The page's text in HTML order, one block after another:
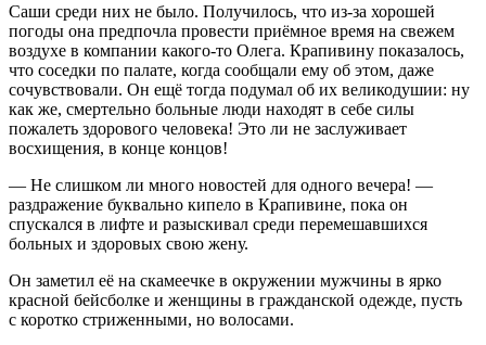
Саши среди них не было. Получилось, что из-за хорошей
погоды она предпочла провести приёмное время на свежем
воздухе в компании какого-то Олега. Крапивину показалось,
что соседки по палате, когда сообщали ему об этом, даже
сочувствовали. Он ещё тогда подумал об их великодушии: ну
как же, смертельно больные люди находят в себе силы
пожалеть здорового человека! Это ли не заслуживает
восхищения, в конце концов!
— Не слишком ли много новостей для одного вечера! —
раздражение буквально кипело в Крапивине, пока он
спускался в лифте и разыскивал среди перемешавшихся
больных и здоровых свою жену.
Он заметил её на скамеечке в окружении мужчины в ярко
красной бейсболке и женщины в гражданской одежде, пусть
с коротко стриженными, но волосами.